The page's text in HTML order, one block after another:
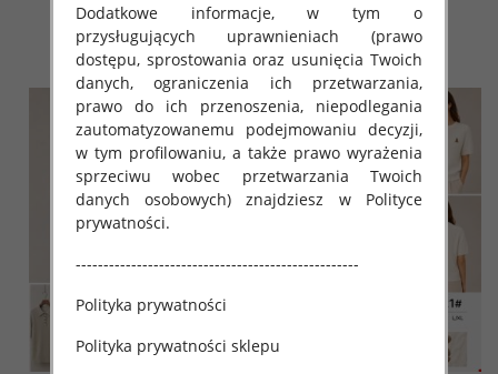
42.00 zł
szczegóły
42.00 zł
szczegóły
Dodatkowe informacje, w tym o
przysługujących uprawnieniach (prawo
dostępu, sprostowania oraz usunięcia Twoich
danych, ograniczenia ich przetwarzania,
prawo do ich przenoszenia, niepodlegania
zautomatyzowanemu podejmowaniu decyzji,
w tym profilowaniu, a także prawo wyrażenia
sprzeciwu wobec przetwarzania Twoich
danych osobowych) znajdziesz w Polityce
prywatności.
---------------------------------------------------
Polityka prywatności
Polityka prywatności sklepu